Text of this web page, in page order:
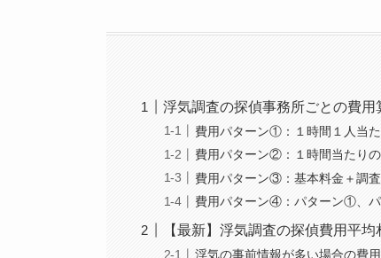
浮気調査の探偵事務所ごとの費用
費用パターン①：１時間１人当
費用パターン②：１時間当たり
費用パターン③：基本料金＋調
費用パターン④：パターン①、
【最新】浮気調査の探偵費用平均
浮気の事前情報が多い場合の費